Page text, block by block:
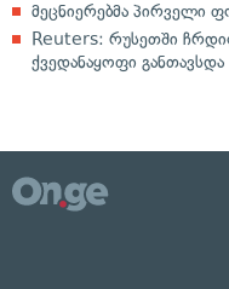
მეცნიერებმა პირველი
Reuters: რუსეთში
ქვედანაყოფი განთავსდა